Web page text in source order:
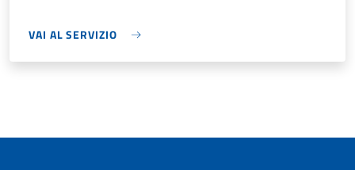
VAI AL SERVIZIO